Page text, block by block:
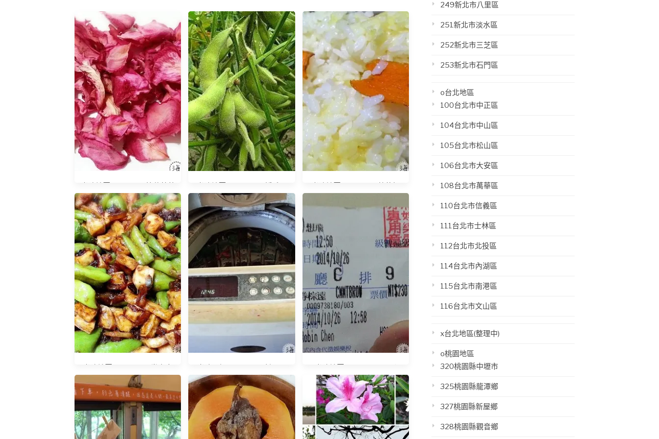
蔬：椒
亞改頭換面
《想飛》好看
249新北市八里區
251新北市淡水區
252新北市三芝區
253新北市石門區
o台北地區
100台北市中正區
104台北市中山區
105台北市松山區
106台北市大安區
108台北市萬華區
110台北市信義區
111台北市士林區
112台北市北投區
114台北市內湖區
115台北市南港區
116台北市文山區
x台北地區(整理中)
o桃園地區
320桃園縣中壢市
325桃園縣龍潭鄉
327桃園縣新屋鄉
328桃園縣觀音鄉